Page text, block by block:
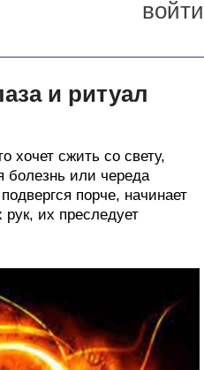
войти
и ритуал
хочет сжить со свету,
болезнь или череда
порче, начинает
рук, их преследует